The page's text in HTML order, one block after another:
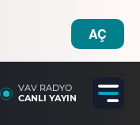
AÇ
VAV RADYO
CANLI YAYIN